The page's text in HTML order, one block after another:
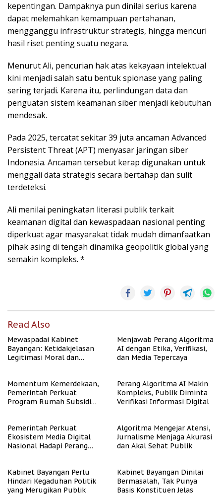
kepentingan. Dampaknya pun dinilai serius karena
dapat melemahkan kemampuan pertahanan,
mengganggu infrastruktur strategis, hingga mencuri
hasil riset penting suatu negara.
Menurut Ali, pencurian hak atas kekayaan intelektual
kini menjadi salah satu bentuk spionase yang paling
sering terjadi. Karena itu, perlindungan data dan
penguatan sistem keamanan siber menjadi kebutuhan
mendesak.
Pada 2025, tercatat sekitar 39 juta ancaman Advanced
Persistent Threat (APT) menyasar jaringan siber
Indonesia. Ancaman tersebut kerap digunakan untuk
menggali data strategis secara bertahap dan sulit
terdeteksi.
Ali menilai peningkatan literasi publik terkait
keamanan digital dan kewaspadaan nasional penting
diperkuat agar masyarakat tidak mudah dimanfaatkan
pihak asing di tengah dinamika geopolitik global yang
semakin kompleks. *
Read Also
Mewaspadai Kabinet
Bayangan: Ketidakjelasan
Legitimasi Moral dan
Menjawab Perang Algoritma
AI dengan Etika, Verifikasi,
dan Media Tepercaya
Momentum Kemerdekaan,
Pemerintah Perkuat
Program Rumah Subsidi
Perang Algoritma AI Makin
Kompleks, Publik Diminta
Verifikasi Informasi Digital
Pemerintah Perkuat
Ekosistem Media Digital
Nasional Hadapi Perang
Algoritma Mengejar Atensi,
Jurnalisme Menjaga Akurasi
dan Akal Sehat Publik
Kabinet Bayangan Perlu
Hindari Kegaduhan Politik
yang Merugikan Publik
Kabinet Bayangan Dinilai
Bermasalah, Tak Punya
Basis Konstituen Jelas